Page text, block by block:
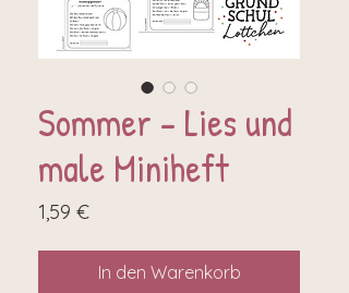
Sommer - Lies und
male Miniheft
1,59 €Preis
In den Warenkorb